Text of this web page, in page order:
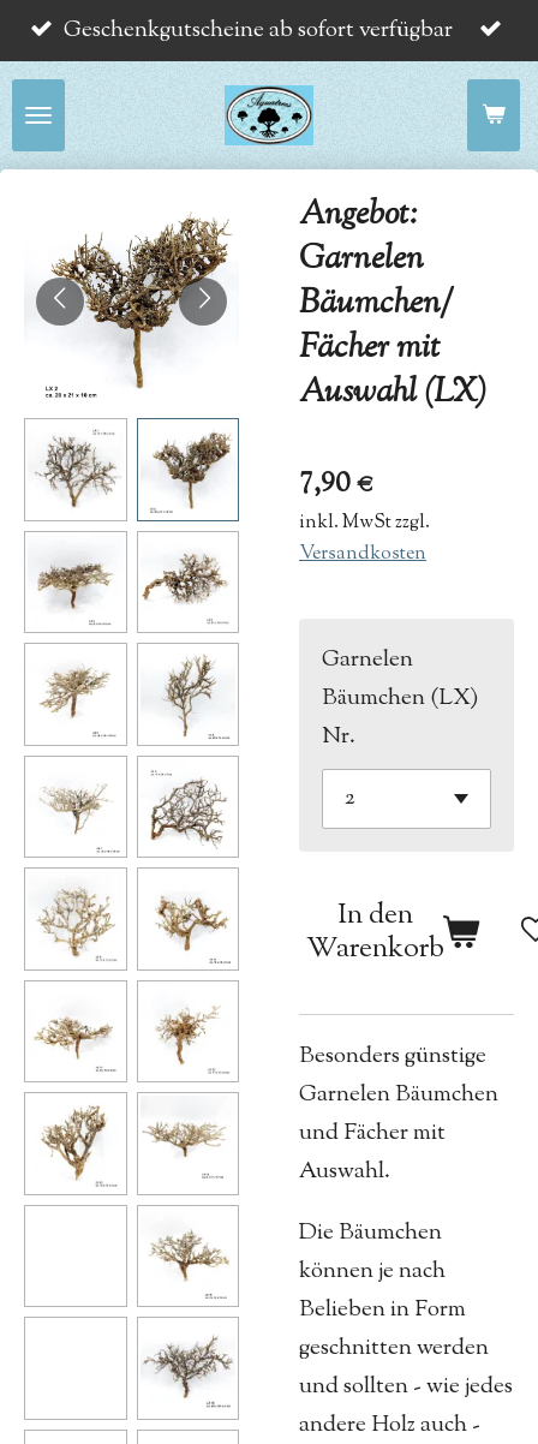
Zum
Hauptinhalt
springen
Geschenkgutscheine ab sofort verfügbar
Angebot:
Garnelen
Bäumchen/
Fächer mit
Auswahl (LX)
7,90 €
inkl. MwSt zzgl.
Versandkosten
Garnelen
Bäumchen (LX)
Nr.
In den
Warenkorb
Besonders günstige
Garnelen Bäumchen
und Fächer mit
Auswahl.
Die Bäumchen
können je nach
Belieben in Form
geschnitten werden
und sollten - wie jedes
andere Holz auch -